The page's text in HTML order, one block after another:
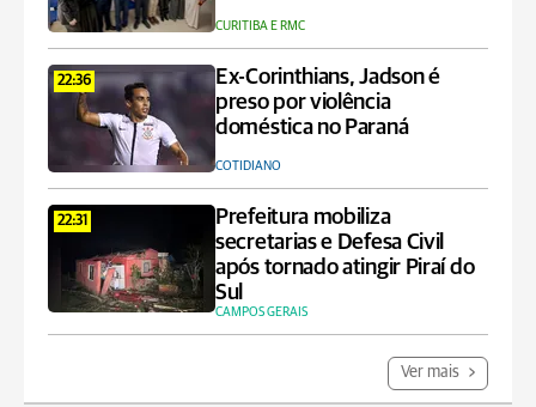
CURITIBA E RMC
22:36
Ex-Corinthians, Jadson é
preso por violência
doméstica no Paraná
COTIDIANO
22:31
Prefeitura mobiliza
secretarias e Defesa Civil
após tornado atingir Piraí do
Sul
CAMPOS GERAIS
Ver mais